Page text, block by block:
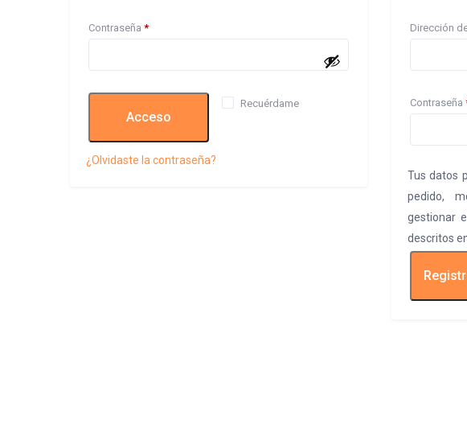
Contraseña *Obligatorio
Recuérdame
Acceso
¿Olvidaste la contraseña?
Dirección
Contraseña
Tus datos
pedido,
gestionar
descritos